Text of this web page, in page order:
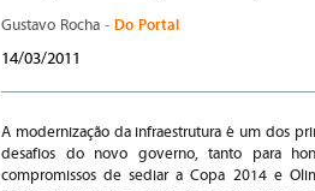
Gustavo Rocha - Do Portal
14/03/2011
A modernização da infraestrutura é um dos
desafios do novo governo, tanto para
compromissos de sediar a Copa 2014 e